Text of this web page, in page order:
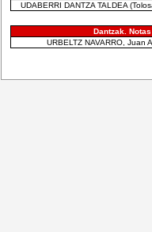
UDABERRI DANTZA TALDEA
Dantzak.
URBELTZ NAVARRO, Juan